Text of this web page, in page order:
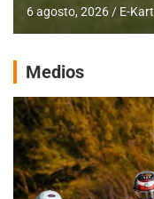
6 agosto, 2026 E-Kart
Medios